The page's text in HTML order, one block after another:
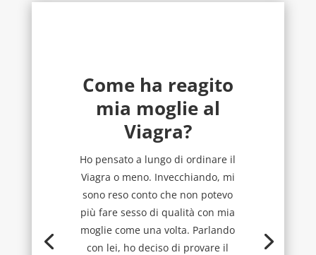
Come ha reagito
mia moglie al
Viagra?
Ho pensato a lungo di ordinare il
Viagra o meno. Invecchiando, mi
sono reso conto che non potevo
più fare sesso di qualità con mia
moglie come una volta. Parlando
con lei, ho deciso di provare il